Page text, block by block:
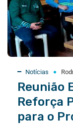
Notícias
Reunião
Reforça
para o